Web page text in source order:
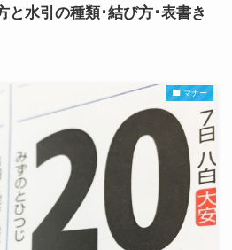
と水引の種類･結び方･表書き
マナー